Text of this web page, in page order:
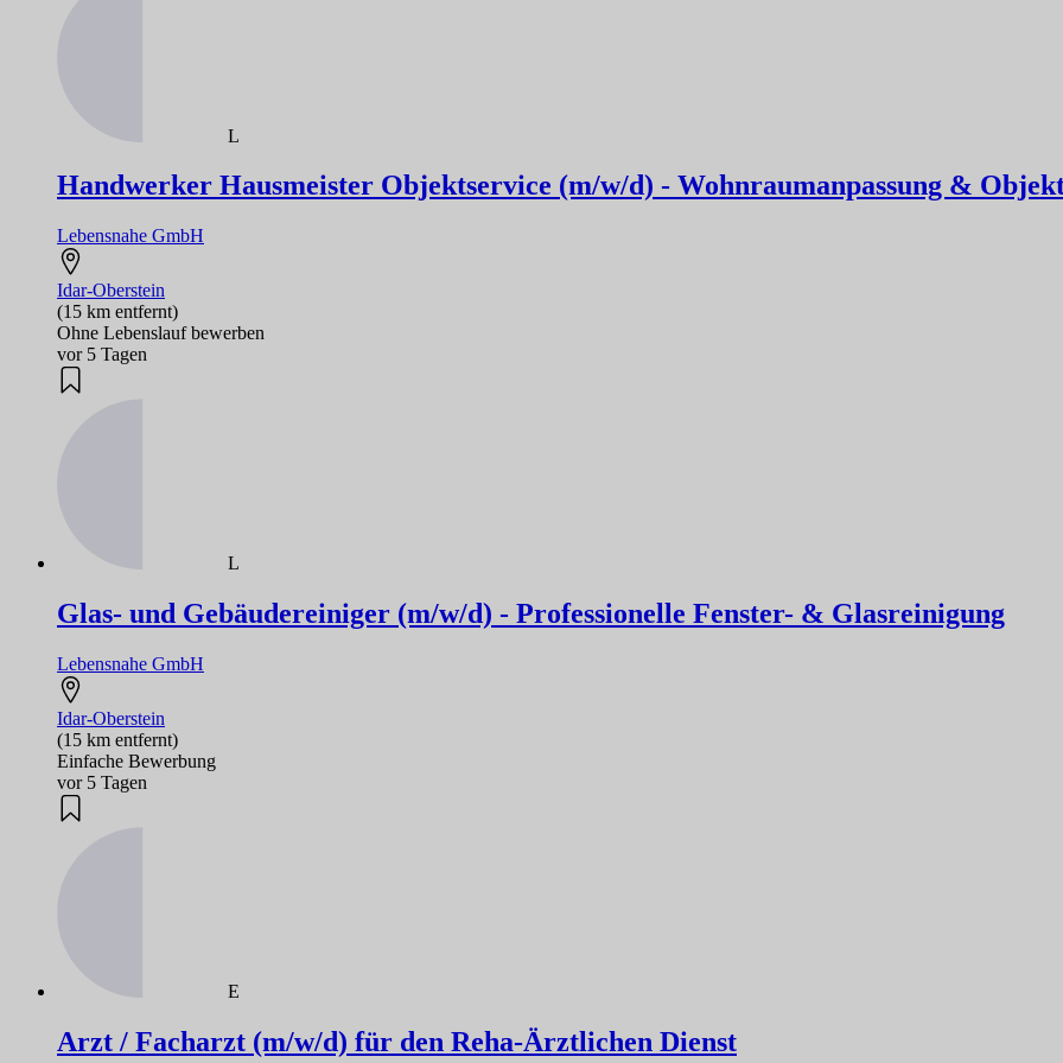
L
Handwerker Hausmeister Objektservice (m/w/d) - Wohnraumanpassung &
Lebensnahe GmbH
Idar-Oberstein
(15 km entfernt)
Ohne Lebenslauf bewerben
vor 5 Tagen
L
Glas- und Gebäudereiniger (m/w/d) - Professionelle Fenster- & Glasreinigung
Lebensnahe GmbH
Idar-Oberstein
(15 km entfernt)
Einfache Bewerbung
vor 5 Tagen
E
Arzt / Facharzt (m/w/d) für den Reha-Ärztlichen Dienst